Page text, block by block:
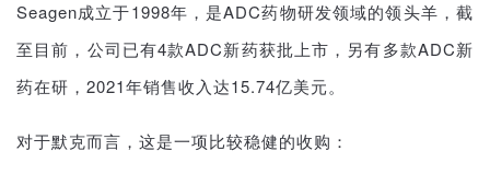
Seagen成立于1998年，是ADC药物研发领域的领头羊，截
至目前，公司已有4款ADC新药获批上市，另有多款ADC新
药在研，2021年销售收入达15.74亿美元。
对于默克而言，这是一项比较稳健的收购：